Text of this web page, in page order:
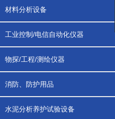
材料分析设备
工业控制/电信自动化仪器
物探/工程/测绘仪器
消防、防护用品
水泥分析养护试验设备